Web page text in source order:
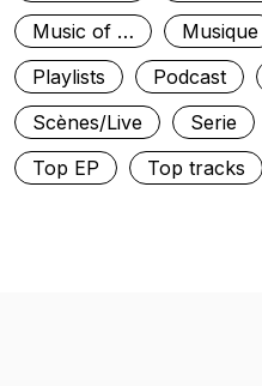
Music of …
Musique
Playlists
Podcast
Scènes/Live
Serie
Top EP
Top tracks